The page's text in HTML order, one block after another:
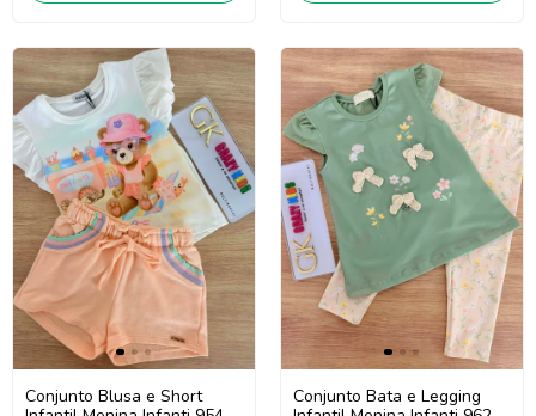
Conjunto Blusa e Short
Conjunto Bata e Legging